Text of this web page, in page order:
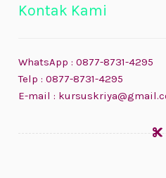
Kontak Kami
WhatsApp : 0877-8731-4295
Telp : 0877-8731-4295
E-mail :